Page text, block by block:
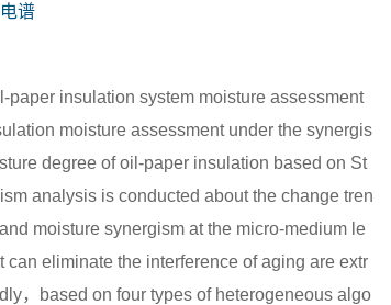
谱
paper insulation system moisture assessment
moisture assessment under the synergis
degree of oil-paper insulation based on St
analysis is conducted about the change tren
moisture synergism at the micro-medium le
eliminate the interference of aging are extr
，based on four types of heterogeneous algo